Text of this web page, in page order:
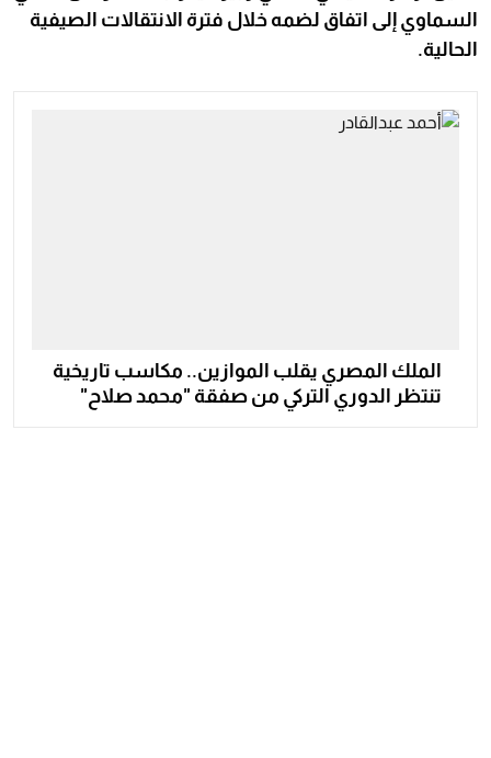
السماوي إلى اتفاق لضمه خلال فترة الانتقالات الصيفية
الحالية.
الملك المصري يقلب الموازين.. مكاسب تاريخية
تنتظر الدوري التركي من صفقة "محمد صلاح"